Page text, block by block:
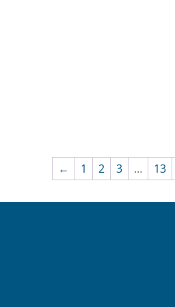
← 1 2 3 … 13